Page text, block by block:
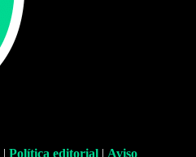
| Política editorial | Aviso